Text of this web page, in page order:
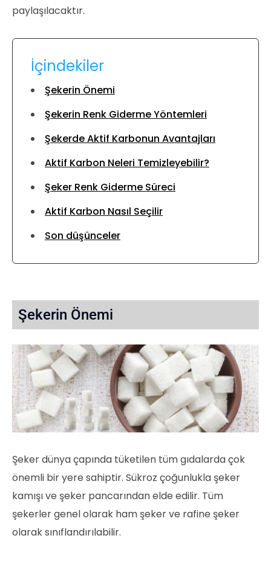
paylaşılacaktır.
İçindekiler
Şekerin Önemi
Şekerin Renk Giderme Yöntemleri
Şekerde Aktif Karbonun Avantajları
Aktif Karbon Neleri Temizleyebilir?
Şeker Renk Giderme Süreci
Aktif Karbon Nasıl Seçilir
Son düşünceler
Şekerin Önemi
Şeker dünya çapında tüketilen tüm gıdalarda çok
önemli bir yere sahiptir. Sükroz çoğunlukla şeker
kamışı ve şeker pancarından elde edilir. Tüm
şekerler genel olarak ham şeker ve rafine şeker
olarak sınıflandırılabilir.